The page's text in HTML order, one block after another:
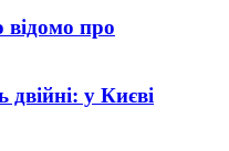
відомо про
двійні: у Києві